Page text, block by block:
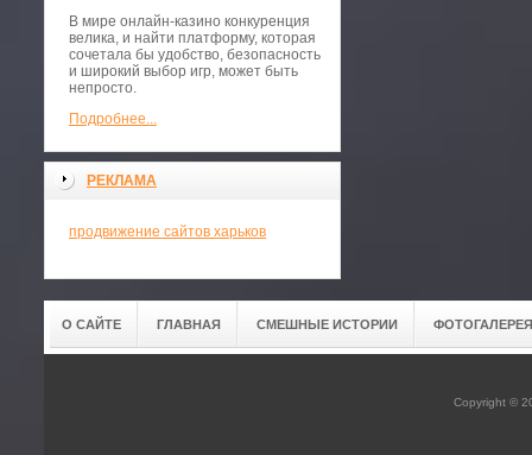
В мире онлайн-казино конкуренция
велика, и найти платформу, которая
сочетала бы удобство, безопасность
и широкий выбор игр, может быть
непросто.
Подробнее...
РЕКЛАМА
продвижение сайтов харьков
О САЙТЕ ГЛАВНАЯ СМЕШНЫЕ ИСТОРИИ ФОТОГАЛЕРЕЯ
Copyright ©